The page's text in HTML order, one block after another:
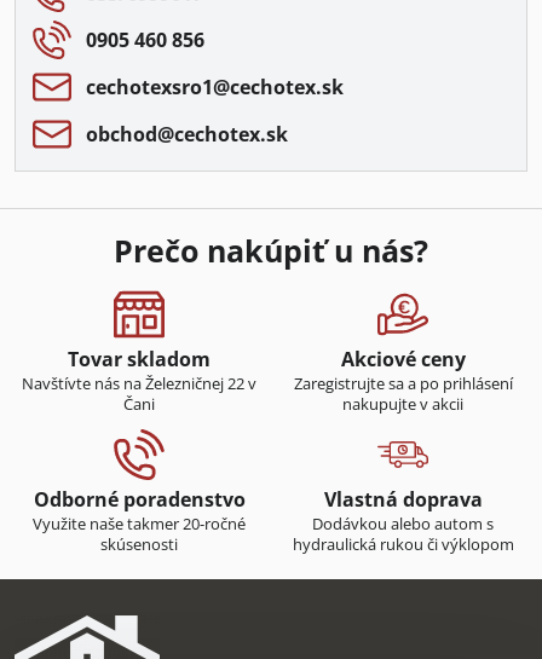
0905 460 856
cechotexsro1​@cechotex​.sk
obchod​@cechotex​.sk
Prečo nakúpiť u nás?
Tovar skladom
Navštívte nás na Železničnej 22 v
Čani
Akciové ceny
Zaregistrujte sa a po prihlásení
nakupujte v akcii
Odborné poradenstvo
Využite naše takmer 20-ročné
skúsenosti
Vlastná doprava
Dodávkou alebo autom s
hydraulická rukou či výklopom